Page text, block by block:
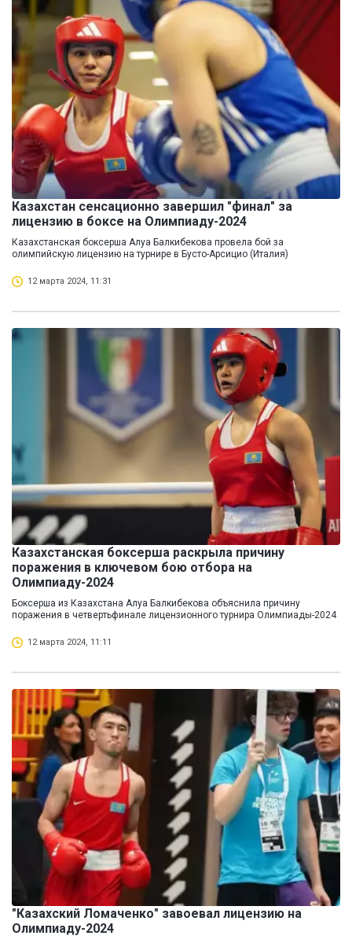
Казахстан сенсационно завершил "финал" за
лицензию в боксе на Олимпиаду-2024
Казахстанская боксерша Алуа Балкибекова провела бой за
олимпийскую лицензию на турнире в Бусто-Арсицио (Италия)
12 марта 2024, 11:31
Казахстанская боксерша раскрыла причину
поражения в ключевом бою отбора на
Олимпиаду-2024
Боксерша из Казахстана Алуа Балкибекова объяснила причину
поражения в четвертьфинале лицензионного турнира Олимпиады-2024
12 марта 2024, 11:11
"Казахский Ломаченко" завоевал лицензию на
Олимпиаду-2024